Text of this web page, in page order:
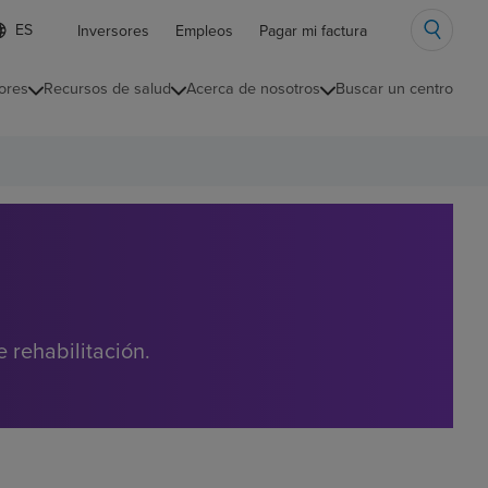
Inversores Empleos Pagar mi factura
Recursos de salud Acerca de nosotros Buscar un centro
rehabilitación.